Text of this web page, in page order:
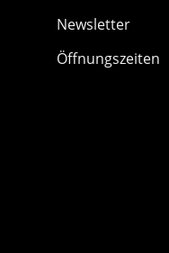
Newsletter
Öffnungszeiten